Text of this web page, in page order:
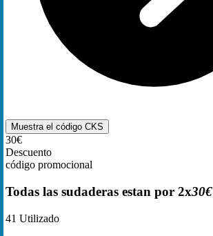
Muestra el código CKS
30€
Descuento
código promocional
Todas las sudaderas estan por 2x30€
41 Utilizado